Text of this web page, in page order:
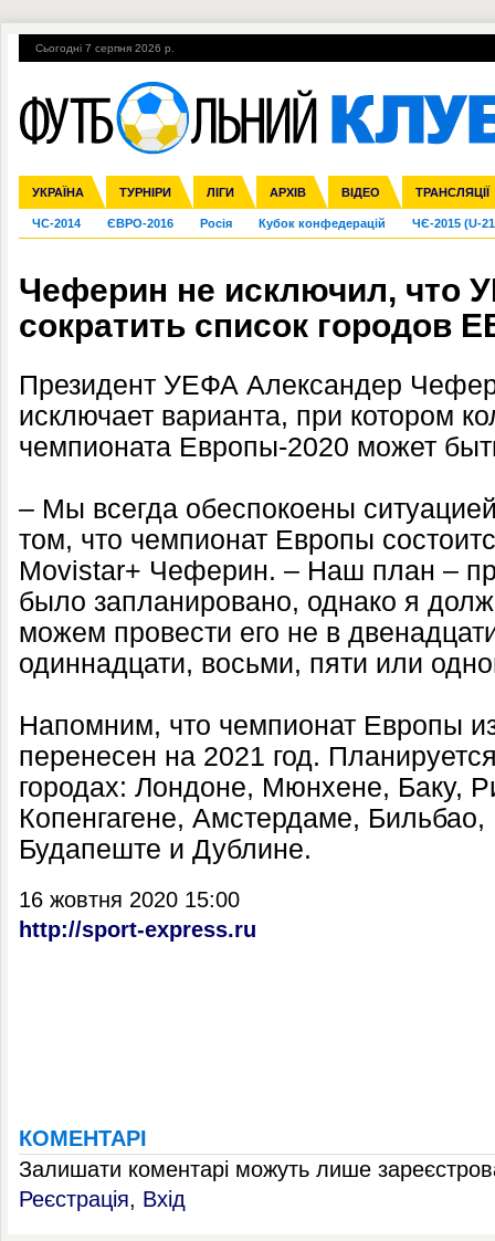
Сьогодні 7 серпня 2026 р.
УКРАЇНА ТУРНІРИ ЛІГИ АРХІВ ВІДЕО ТРАНСЛЯЦІЇ
Збірна Прем'єр-ліга Перша ліга Друга ліга Кубок України
Ліга чемпіонів Ліга Європи Міжнародні Ліга націй Ліга
Англія Іспанія Італія Німеччина Франція Інші
ЧС-2014 ЄВРО-2016 Росія Кубок конфедерацій ЧЄ-2015 (U-
Гарячі теми УПЛ, 1-й тур ВІЙНА УПЛ-ПЕРЕХОДИ
Чеферин не исключил, что
сократить список городов
Президент УЕФА Александер
исключает варианта, при котором
чемпионата Европы-2020 может
– Мы всегда обеспокоены
том, что чемпионат Европы
Movistar+ Чеферин. – Наш план –
было запланировано, однако я
можем провести его не в
одиннадцати, восьми, пяти или
Напомним, что чемпионат Европы
перенесен на 2021 год.
городах: Лондоне, Мюнхене, Баку,
Копенгагене, Амстердаме, Бильбао,
Будапеште и Дублине.
16 жовтня 2020 15:00
http://sport-express.ru
КОМЕНТАРІ
Залишати коментарі можуть лише
Реєстрація, Вхід